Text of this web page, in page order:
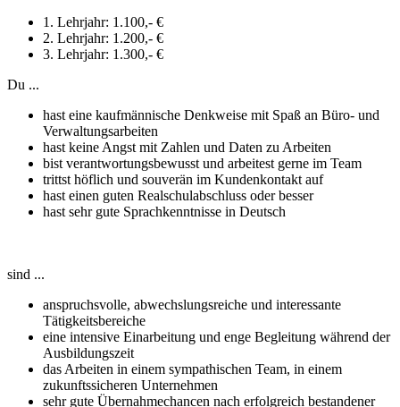
1. Lehrjahr: 1.100,- €
2. Lehrjahr: 1.200,- €
3. Lehrjahr: 1.300,- €
Du ...
hast eine kaufmännische Denkweise mit Spaß an Büro- und
Verwaltungsarbeiten
hast keine Angst mit Zahlen und Daten zu Arbeiten
bist verantwortungsbewusst und arbeitest gerne im Team
trittst höflich und souverän im Kundenkontakt auf
hast einen guten Realschulabschluss oder besser
hast sehr gute Sprachkenntnisse in Deutsch
sind ...
anspruchsvolle, abwechslungsreiche und interessante
Tätigkeitsbereiche
eine intensive Einarbeitung und enge Begleitung während der
Ausbildungszeit
das Arbeiten in einem sympathischen Team, in einem
zukunftssicheren Unternehmen
sehr gute Übernahmechancen nach erfolgreich bestandener